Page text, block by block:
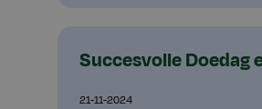
Succesvolle Doedag
21-11-2024